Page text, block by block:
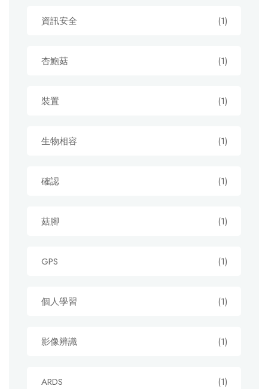
資訊安全 (1)
杏鮑菇 (1)
裝置 (1)
生物相容 (1)
確認 (1)
菇腳 (1)
GPS (1)
個人學習 (1)
影像辨識 (1)
ARDS (1)